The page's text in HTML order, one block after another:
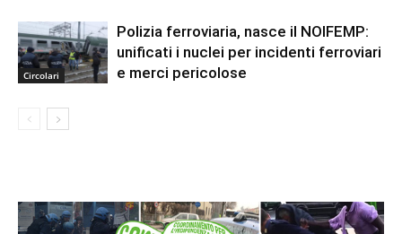
Circolari
Polizia ferroviaria, nasce il NOIFEMP:
unificati i nuclei per incidenti ferroviari
e merci pericolose